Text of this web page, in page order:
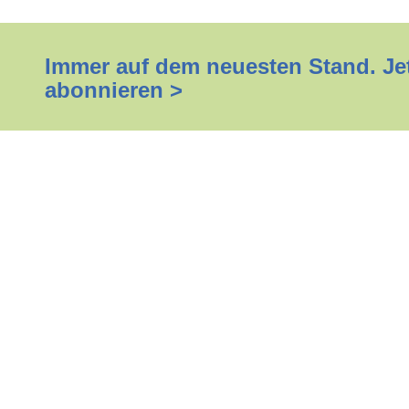
Immer auf dem neuesten Stand.
abonnieren >